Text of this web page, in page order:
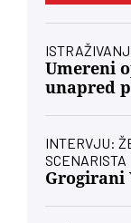
Umereni
unapred
INTERVJU:
SCENARISTA
Grogirani